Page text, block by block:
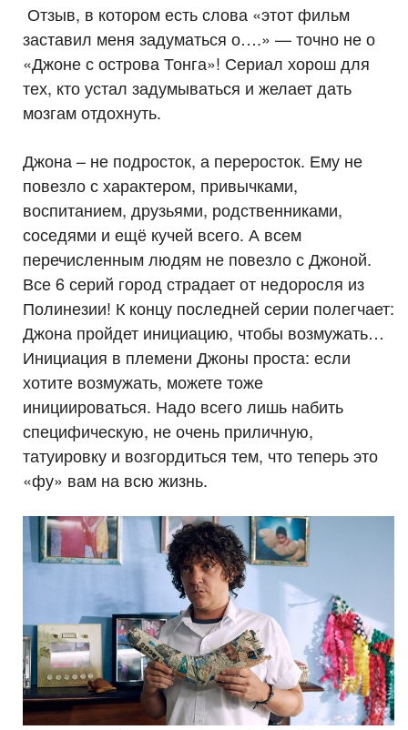
Отзыв, в котором есть слова «этот фильм
заставил меня задуматься о….» — точно не о
«Джоне с острова Тонга»! Сериал хорош для
тех, кто устал задумываться и желает дать
мозгам отдохнуть.
Джона – не подросток, а переросток. Ему не
повезло с характером, привычками,
воспитанием, друзьями, родственниками,
соседями и ещё кучей всего. А всем
перечисленным людям не повезло с Джоной.
Все 6 серий город страдает от недоросля из
Полинезии! К концу последней серии полегчает:
Джона пройдет инициацию, чтобы возмужать…
Инициация в племени Джоны проста: если
хотите возмужать, можете тоже
инициироваться. Надо всего лишь набить
специфическую, не очень приличную,
татуировку и возгордиться тем, что теперь это
«фу» вам на всю жизнь.